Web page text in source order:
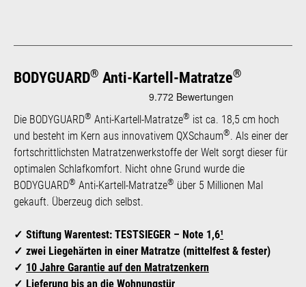
BODYGUARD® Anti-Kartell-Matratze®
Die BODYGUARD® Anti-Kartell-Matratze® ist ca. 18,5 cm hoch
und besteht im Kern aus innovativem QXSchaum®. Als einer der
fortschrittlichsten Matratzenwerkstoffe der Welt sorgt dieser für
optimalen Schlafkomfort. Nicht ohne Grund wurde die
BODYGUARD® Anti-Kartell-Matratze® über 5 Millionen Mal
gekauft. Überzeug dich selbst.
Stiftung Warentest: TESTSIEGER – Note 1,6¹
zwei Liegehärten in einer Matratze (mittelfest & fester)
10 Jahre Garantie auf den Matratzenkern
Lieferung bis an die Wohnungstür